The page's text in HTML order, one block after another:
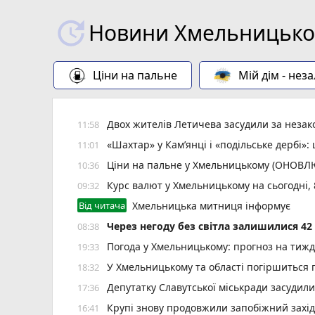
Новини
Ціни на пальне Мій дім -
11:58 Двох жителів Летичева засудили за
11:01 «Шахтар» у Камʼянці і «подільське
10:36 Ціни на пальне у Хмельницькому
09:32 Курс валют у Хмельницькому на
Від читача Хмельницька митниця інформує
08:38 Через негоду без світла залишилися
19:33 Погода у Хмельницькому: прогноз на
18:32 У Хмельницькому та області
17:36 Депутатку Славутської міськради
16:41 Крупі знову продовжили запобіжний захід